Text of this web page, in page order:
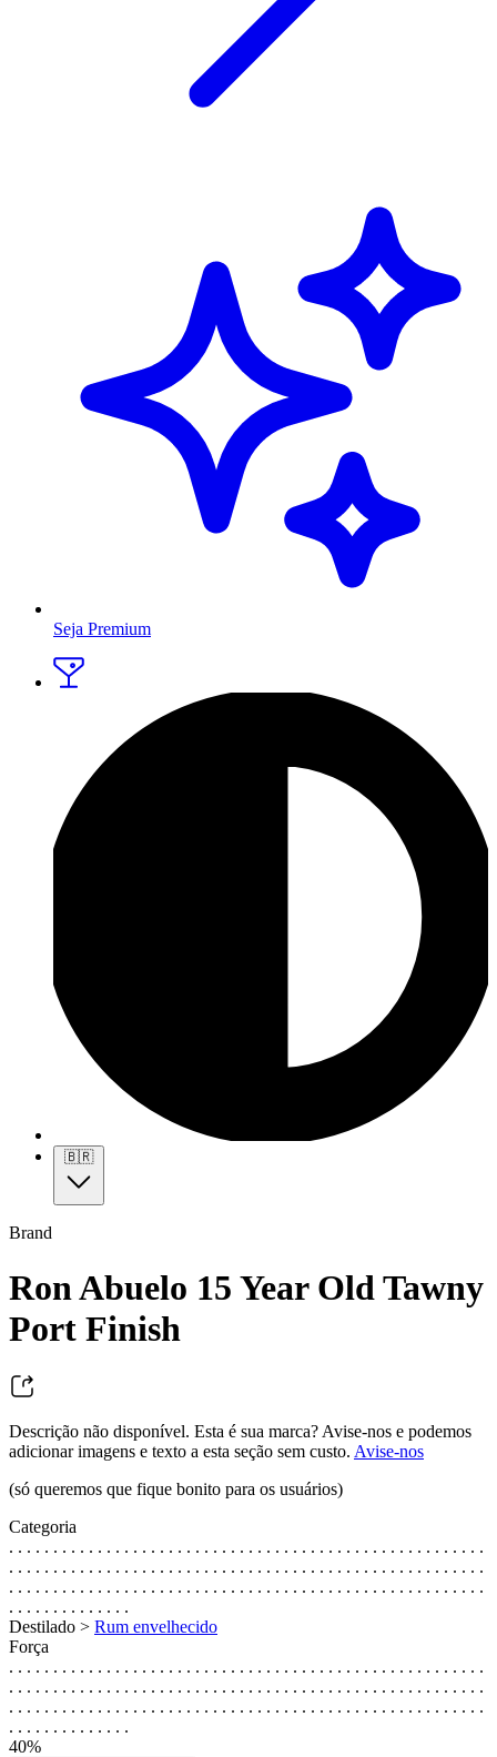
Seja Premium
🇧🇷
Brand
Ron Abuelo 15 Year Old Tawny
Port Finish
Descrição não disponível. Esta é sua marca? Avise-nos e podemos
adicionar imagens e texto a esta seção sem custo. Avise-nos
(só queremos que fique bonito para os usuários)
Categoria
. . . . . . . . . . . . . . . . . . . . . . . . . . . . . . . . . . . . . . . . . . . . . . . . . . . . . .
. . . . . . . . . . . . . . . . . . . . . . . . . . . . . . . . . . . . . . . . . . . . . . . . . . . . . .
. . . . . . . . . . . . . . . . . . . . . . . . . . . . . . . . . . . . . . . . . . . . . . . . . . . . . .
. . . . . . . . . . . . . .
Destilado > Rum envelhecido
Força
. . . . . . . . . . . . . . . . . . . . . . . . . . . . . . . . . . . . . . . . . . . . . . . . . . . . . .
. . . . . . . . . . . . . . . . . . . . . . . . . . . . . . . . . . . . . . . . . . . . . . . . . . . . . .
. . . . . . . . . . . . . . . . . . . . . . . . . . . . . . . . . . . . . . . . . . . . . . . . . . . . . .
. . . . . . . . . . . . . .
40%